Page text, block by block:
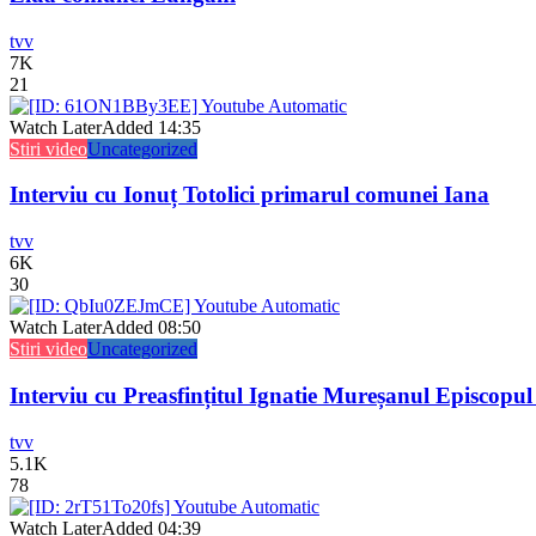
tvv
7K
21
Watch LaterAdded 14:35
Stiri videoUncategorized
Interviu cu Ionuț Totolici primarul comunei Iana
tvv
6K
30
Watch LaterAdded 08:50
Stiri videoUncategorized
Interviu cu Preasfințitul Ignatie Mureșanul
tvv
5.1K
78
Watch LaterAdded 04:39